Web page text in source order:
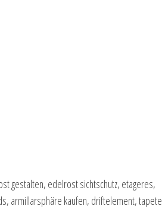
gestalten, edelrost sichtschutz, etageres,
armillarsphäre kaufen, driftelement, tapete